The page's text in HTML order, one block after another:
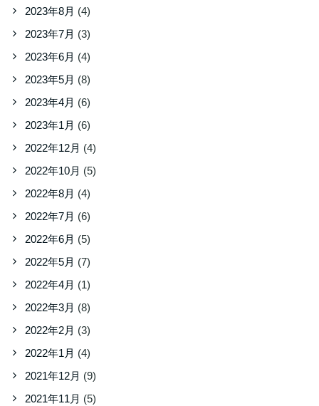
2023年8月 (4)
2023年7月 (3)
2023年6月 (4)
2023年5月 (8)
2023年4月 (6)
2023年1月 (6)
2022年12月 (4)
2022年10月 (5)
2022年8月 (4)
2022年7月 (6)
2022年6月 (5)
2022年5月 (7)
2022年4月 (1)
2022年3月 (8)
2022年2月 (3)
2022年1月 (4)
2021年12月 (9)
2021年11月 (5)